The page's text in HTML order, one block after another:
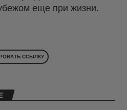
еще при жизни.
ССЫЛКУ